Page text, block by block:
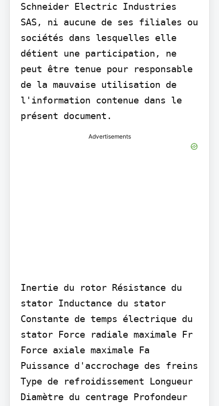
Schneider Electric Industries
SAS, ni aucune de ses filiales ou
sociétés dans lesquelles elle
détient une participation, ne
peut être tenue pour responsable
de la mauvaise utilisation de
l'information contenue dans le
présent document.
Advertisements
Inertie du rotor Résistance du
stator Inductance du stator
Constante de temps électrique du
stator Force radiale maximale Fr
Force axiale maximale Fa
Puissance d'accrochage des freins
Type de refroidissement Longueur
Diamètre du centrage Profondeur